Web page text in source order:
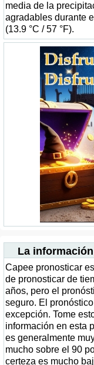
media de la
agradables durante
(13.9 °C / 57 °F).
La
Capee pronosticar
de pronosticar de
años, pero el
seguro. El
excepción. Tome
información en esta
es generalmente
mucho sobre el 90
certeza es mucho